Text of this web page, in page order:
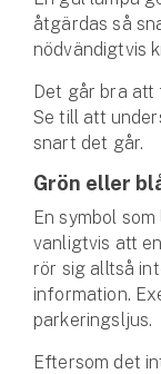
Företag
Drönarförsäkring
För
Gruppförsäkringar
åtgärdas så
nödvändigtvis
Det går bra
Se till att
snart det går.
Grön eller
En symbol
vanligtvis att
rör sig alltså
information.
parkeringsljus.
Eftersom det